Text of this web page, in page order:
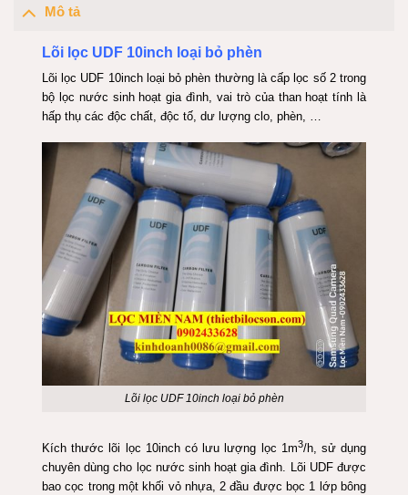
Mô tả
Lõi lọc UDF 10inch loại bỏ phèn
Lõi lọc UDF 10inch loại bỏ phèn thường là cấp lọc số 2 trong
bộ lọc nước sinh hoạt gia đình, vai trò của than hoạt tính là
hấp thụ các độc chất, độc tố, dư lượng clo, phèn, …
Lõi lọc UDF 10inch loại bỏ phèn
Kích thước lõi lọc 10inch có lưu lượng lọc 1m3/h, sử dụng
chuyên dùng cho lọc nước sinh hoạt gia đình. Lõi UDF được
bao cọc trong một khối vỏ nhựa, 2 đầu được bọc 1 lớp bông